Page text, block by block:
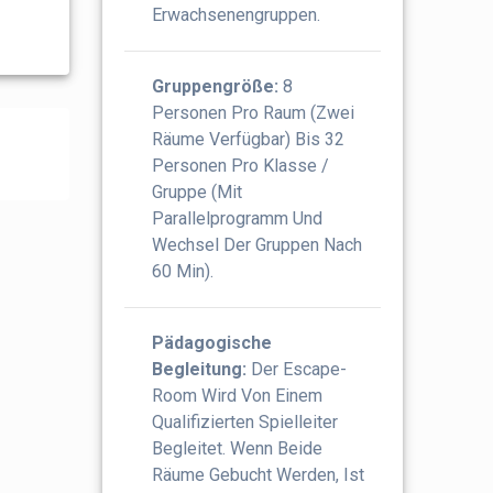
Erwachsenengruppen.
Gruppengröße: 8
Personen Pro Raum (Zwei
Räume Verfügbar) Bis 32
Personen Pro Klasse /
Gruppe (mit
Parallelprogramm Und
Wechsel Der Gruppen Nach
60 Min).
Pädagogische
Begleitung: Der Escape-
Room Wird Von Einem
Qualifizierten Spielleiter
Begleitet. Wenn Beide
Räume Gebucht Werden, Ist